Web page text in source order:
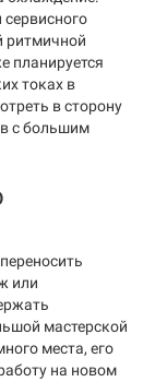
ритмичной
планируется
токах в
в сторону
с большим
или
мастерской
места, его
на новом